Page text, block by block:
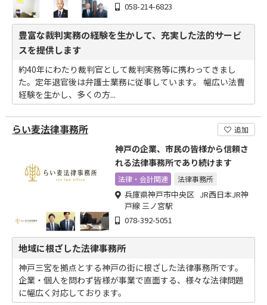
058-214-6823
豊富な裁判実務の経験を生かして、充実した法的サービ
スを提供します
約40年にわたり裁判官として裁判実務等に携わってきまし
た。定年退官後は弁護士業務に従事しています。 幅広い法曹
経験を生かし、多くの方...
らい麦法律事務所 追加
神戸の企業、市民の皆様から信頼さ
れる法律事務所であり続けます
法律・会計関連 法律事務所
兵庫県神戸市中央区 JR西日本JR神
戸線 三ノ宮駅
078-392-5051
地域に根ざした法律事務所
神戸三宮を拠点とする神戸の街に根ざした法律事務所です。
企業・個人を問わず皆様が事業で直面する、様々な法律問題
に幅広く対応しております。